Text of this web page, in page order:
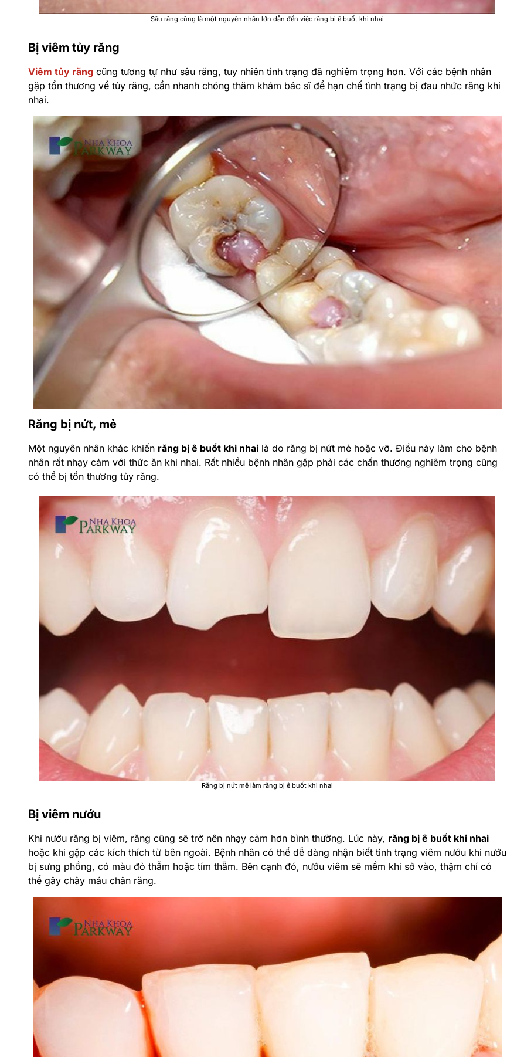
Sâu răng cũng là một nguyên nhân lớn dẫn đến việc răng bị ê buốt khi nhai
Bị viêm tủy răng
Viêm tủy răng cũng tương tự như sâu răng, tuy nhiên tình trạng đã nghiêm trọng hơn. Với các bệnh nhân
gặp tổn thương về tủy răng, cần nhanh chóng thăm khám bác sĩ để hạn chế tình trạng bị đau nhức răng khi
nhai.
Răng bị nứt, mẻ
Một nguyên nhân khác khiến răng bị ê buốt khi nhai là do răng bị nứt mẻ hoặc vỡ. Điều này làm cho bệnh
nhân rất nhạy cảm với thức ăn khi nhai. Rất nhiều bệnh nhân gặp phải các chấn thương nghiêm trọng cũng
có thể bị tổn thương tủy răng.
Răng bị nứt mẽ làm răng bị ê buốt khi nhai
Bị viêm nướu
Khi nướu răng bị viêm, răng cũng sẽ trở nên nhạy cảm hơn bình thường. Lúc này, răng bị ê buốt khi nhai
hoặc khi gặp các kích thích từ bên ngoài. Bệnh nhân có thể dễ dàng nhận biết tình trạng viêm nướu khi nướu
bị sưng phồng, có màu đỏ thẫm hoặc tím thẫm. Bên cạnh đó, nướu viêm sẽ mềm khi sở vào, thậm chí có
thể gây chảy máu chân răng.